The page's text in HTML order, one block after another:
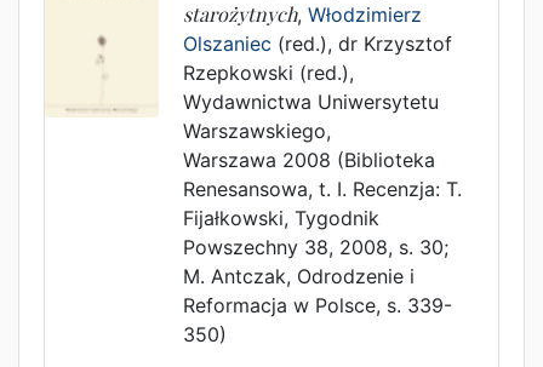
starożytnych, Włodzimierz
Olszaniec (red.), dr Krzysztof
Rzepkowski (red.),
Wydawnictwa Uniwersytetu
Warszawskiego,
Warszawa 2008 (Biblioteka
Renesansowa, t. I. Recenzja: T.
Fijałkowski, Tygodnik
Powszechny 38, 2008, s. 30;
M. Antczak, Odrodzenie i
Reformacja w Polsce, s. 339-
350)